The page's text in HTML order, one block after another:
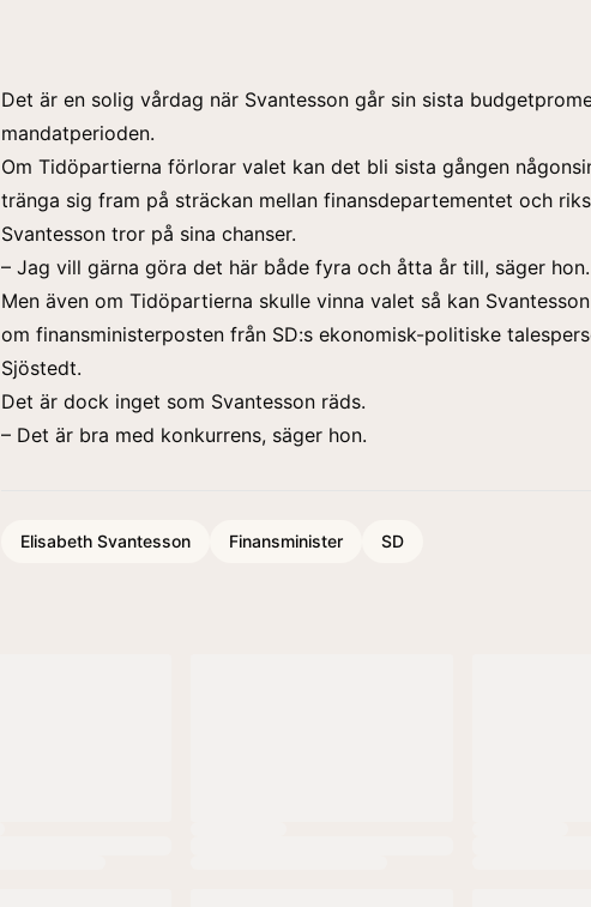
Det är en solig vårdag när Svantesson går sin sista
mandatperioden.
Om Tidöpartierna förlorar valet kan det bli sista gången
tränga sig fram på sträckan mellan finansdepartementet och
Svantesson tror på sina chanser.
– Jag vill gärna göra det här både fyra och åtta år till, säger hon.
Men även om Tidöpartierna skulle vinna valet så kan
om finansministerposten från SD:s ekonomisk-politiske
Sjöstedt.
Det är dock inget som Svantesson räds.
– Det är bra med konkurrens, säger hon.
Elisabeth Svantesson Finansminister SD